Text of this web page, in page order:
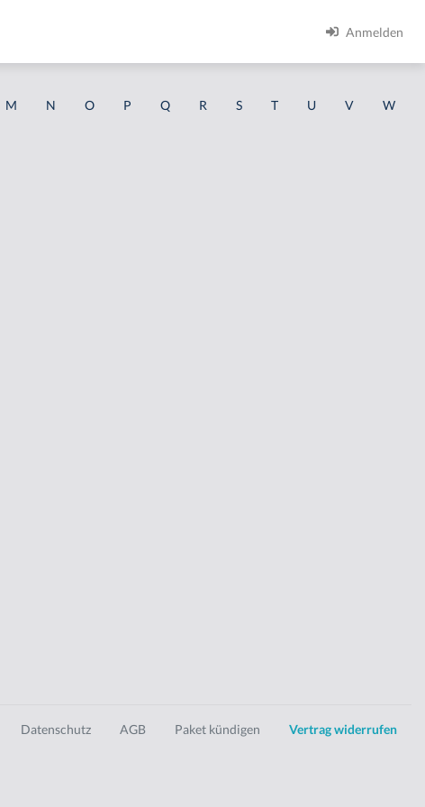
Anmelden
M N O P Q R S T U V W
Datenschutz AGB Paket kündigen Vertrag widerrufen